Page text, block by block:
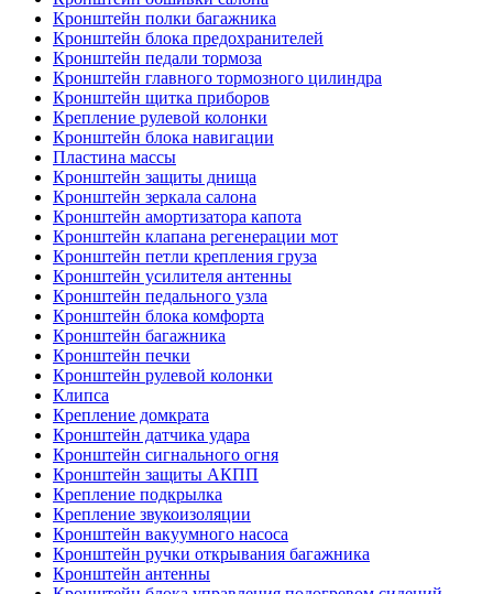
Кронштейн полки багажника
Кронштейн блока предохранителей
Кронштейн педали тормоза
Кронштейн главного тормозного цилиндра
Кронштейн щитка приборов
Крепление рулевой колонки
Кронштейн блока навигации
Пластина массы
Кронштейн защиты днища
Кронштейн зеркала салона
Кронштейн амортизатора капота
Кронштейн клапана регенерации мот
Кронштейн петли крепления груза
Кронштейн усилителя антенны
Кронштейн педального узла
Кронштейн блока комфорта
Кронштейн багажника
Кронштейн печки
Кронштейн рулевой колонки
Клипса
Крепление домкрата
Кронштейн датчика удара
Кронштейн сигнального огня
Кронштейн защиты АКПП
Крепление подкрылка
Крепление звукоизоляции
Кронштейн вакуумного насоса
Кронштейн ручки открывания багажника
Кронштейн антенны